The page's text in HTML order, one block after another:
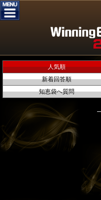
人気順
新着回答順
知恵袋へ質問